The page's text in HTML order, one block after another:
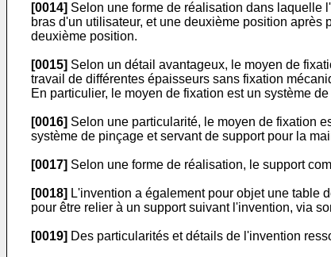
[0014] Selon une forme de réalisation dans laquelle
bras d'un utilisateur, et une deuxième position
deuxième position.
[0015] Selon un détail avantageux, le moyen de
travail de différentes épaisseurs sans fixation
En particulier, le moyen de fixation est un système
[0016] Selon une particularité, le moyen de fixation
système de pinçage et servant de support pour la
[0017] Selon une forme de réalisation, le support
[0018] L'invention a également pour objet une table
pour être relier à un support suivant l'invention, via
[0019] Des particularités et détails de l'invention